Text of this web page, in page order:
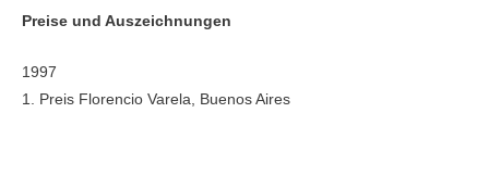
Preise und Auszeichnungen
1997
1. Preis Florencio Varela, Buenos Aires